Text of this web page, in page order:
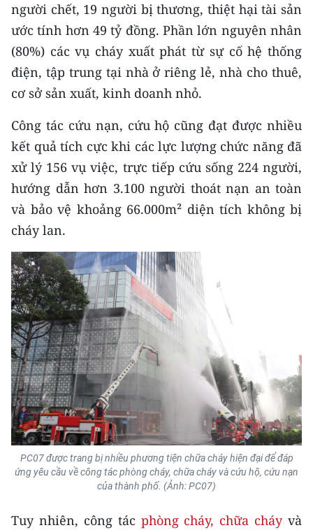
MEDIA CENTER
E-Magazine
Video
Media Chính trị
Media Kinh tế
Media Văn hóa
Media Xã hội
Media Pháp luật
Media Du lịch
Media Thế giới
Media Thể thao
Media Giáo dục
Media Y tế
Media Khoa học - Công nghệ
Media Môi trường
Ảnh
người chết, 19 người bị thương, thiệt hại tài sản
ước tính hơn 49 tỷ đồng. Phần lớn nguyên nhân
(80%) các vụ cháy xuất phát từ sự cố hệ thống
điện, tập trung tại nhà ở riêng lẻ, nhà cho thuê,
cơ sở sản xuất, kinh doanh nhỏ.
Công tác cứu nạn, cứu hộ cũng đạt được nhiều
kết quả tích cực khi các lực lượng chức năng đã
xử lý 156 vụ việc, trực tiếp cứu sống 224 người,
hướng dẫn hơn 3.100 người thoát nạn an toàn
và bảo vệ khoảng 66.000m² diện tích không bị
cháy lan.
PC07 được trang bị nhiều phương tiện chữa cháy hiện đại để đáp
ứng yêu cầu về công tác phòng cháy, chữa cháy và cứu hộ, cứu nạn
của thành phố. (Ảnh: PC07)
Tuy nhiên, công tác phòng cháy, chữa cháyvà